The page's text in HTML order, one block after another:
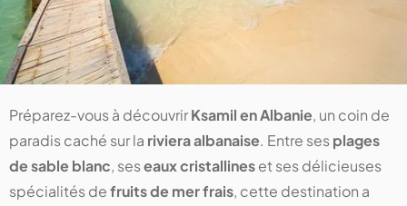
Préparez-vous à découvrirKsamil en Albanie, un coin de
paradis caché sur la riviera albanaise. Entre sesplages
de sable blanc, seseaux cristallineset ses délicieuses
spécialités defruits de mer frais, cette destination a